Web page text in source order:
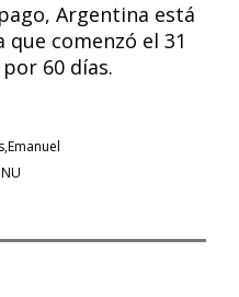
Argentina está
comenzó el 31
60 días.
Emanuel